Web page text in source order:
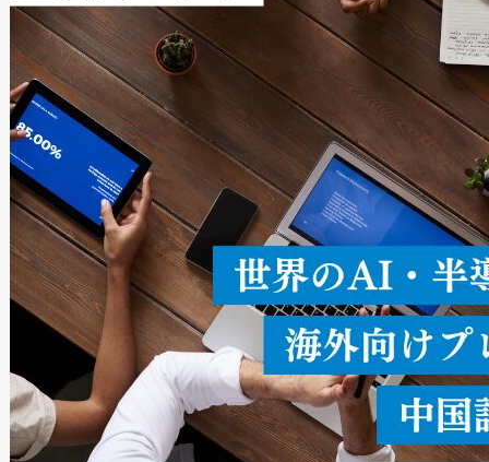
Avia 2は、2種類のFOVオプシ
× 80°のノーマルモード、長
ードを切り替えて使用するこ
ることなく、単一のデバイス
うにします。遠距離まで届く
密度なスキャ […]